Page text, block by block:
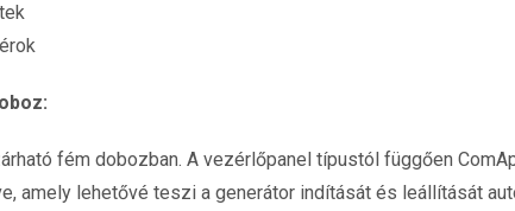
fém dobozban. A vezérlőpanel típustól függően
amely lehetővé teszi a generátor indítását és leállítását